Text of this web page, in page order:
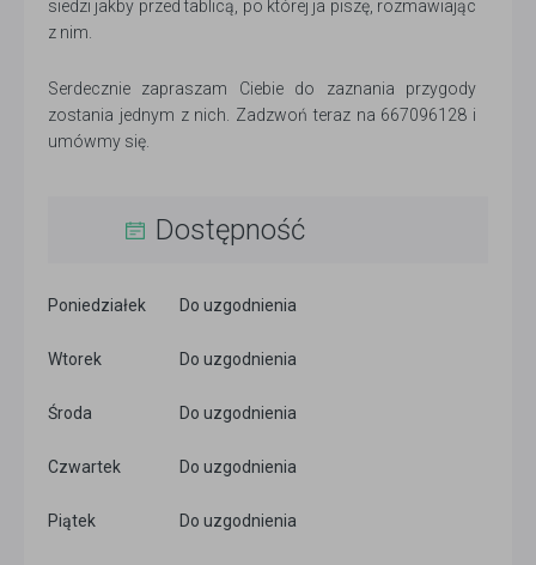
siedzi jakby przed tablicą, po której ja piszę, rozmawiając
z nim.
Serdecznie zapraszam Ciebie do zaznania przygody
zostania jednym z nich. Zadzwoń teraz na 667096128 i
umówmy się.
Dostępność
Poniedziałek Do uzgodnienia
Wtorek Do uzgodnienia
Środa Do uzgodnienia
Czwartek Do uzgodnienia
Piątek Do uzgodnienia